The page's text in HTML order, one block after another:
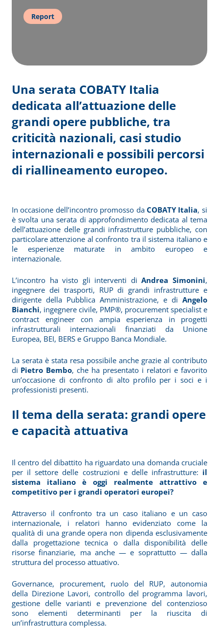
Report
Una serata COBATY Italia
dedicata all’attuazione delle
grandi opere pubbliche, tra
criticità nazionali, casi studio
internazionali e possibili percorsi
di riallineamento europeo.
In occasione dell’incontro promosso da COBATY Italia, si
è svolta una serata di approfondimento dedicata al tema
dell’attuazione delle grandi infrastrutture pubbliche, con
particolare attenzione al confronto tra il sistema italiano e
le esperienze maturate in ambito europeo e
internazionale.
L’incontro ha visto gli interventi di Andrea Simonini,
ingegnere dei trasporti, RUP di grandi infrastrutture e
dirigente della Pubblica Amministrazione, e di Angelo
Bianchi, ingegnere civile, PMP®, procurement specialist e
contract engineer con ampia esperienza in progetti
infrastrutturali internazionali finanziati da Unione
Europea, BEI, BERS e Gruppo Banca Mondiale.
La serata è stata resa possibile anche grazie al contributo
di Pietro Bembo, che ha presentato i relatori e favorito
un’occasione di confronto di alto profilo per i soci e i
professionisti presenti.
Il tema della serata: grandi opere
e capacità attuativa
Il centro del dibattito ha riguardato una domanda cruciale
per il settore delle costruzioni e delle infrastrutture: il
sistema italiano è oggi realmente attrattivo e
competitivo per i grandi operatori europei?
Attraverso il confronto tra un caso italiano e un caso
internazionale, i relatori hanno evidenziato come la
qualità di una grande opera non dipenda esclusivamente
dalla progettazione tecnica o dalla disponibilità delle
risorse finanziarie, ma anche — e soprattutto — dalla
struttura del processo attuativo.
Governance, procurement, ruolo del RUP, autonomia
della Direzione Lavori, controllo del programma lavori,
gestione delle varianti e prevenzione del contenzioso
sono elementi determinanti per la riuscita di
un’infrastruttura complessa.